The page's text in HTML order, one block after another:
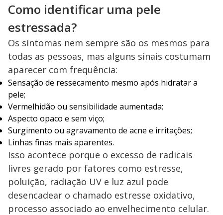
Como identificar uma pele
estressada?
Os sintomas nem sempre são os mesmos para
todas as pessoas, mas alguns sinais costumam
aparecer com frequência:
Sensação de ressecamento mesmo após hidratar a
pele;
Vermelhidão ou sensibilidade aumentada;
Aspecto opaco e sem viço;
Surgimento ou agravamento de acne e irritações;
Linhas finas mais aparentes.
Isso acontece porque o excesso de radicais
livres gerado por fatores como estresse,
poluição, radiação UV e luz azul pode
desencadear o chamado estresse oxidativo,
processo associado ao envelhecimento celular.